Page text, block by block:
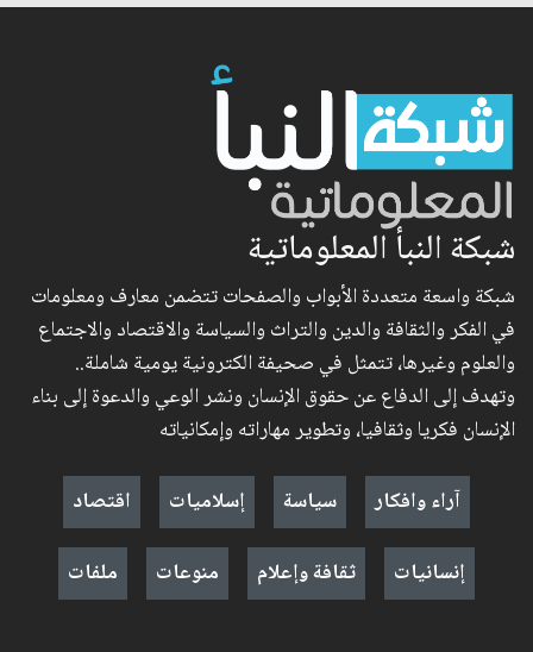
شبكة النبأ المعلوماتية
شبكة واسعة متعددة الأبواب والصفحات تتضمن معارف ومعلومات
في الفكر والثقافة والدين والتراث والسياسة والاقتصاد والاجتماع
والعلوم وغيرها، تتمثل في صحيفة الكترونية يومية شاملة..
وتهدف إلى الدفاع عن حقوق الإنسان ونشر الوعي والدعوة إلى بناء
الإنسان فكريا وثقافيا، وتطوير مهاراته وإمكانياته
آراء وافكار
سياسة إسلاميات
اقتصاد
إنسانيات
ثقافة وإعلام منوعات ملفات